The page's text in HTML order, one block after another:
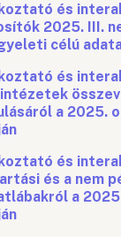
és
2025. III.
célú
és
a 2025.
és
és a nem
a